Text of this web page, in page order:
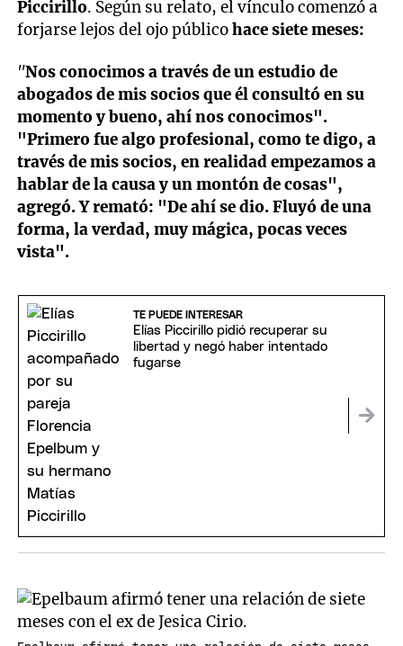
Piccirillo. Según su relato, el vínculo comenzó a
forjarse lejos del ojo públicohace siete meses:
"Nos conocimos a través de un estudio de
abogados de mis socios que él consultó en su
momento y bueno, ahí nos conocimos".
"Primero fue algo profesional, como te digo, a
través de mis socios, en realidad empezamos a
hablar de la causa y un montón de cosas",
agregó. Y remató: "De ahí se dio. Fluyó de una
forma, la verdad, muy mágica, pocas veces
vista".
TE PUEDE INTERESAR
Elías Piccirillo pidió recuperar su
libertad y negó haber intentado
fugarse